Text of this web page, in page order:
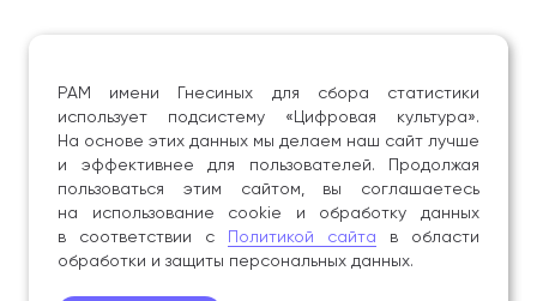
РАМ имени Гнесиных для сбора статистики
использует подсистему «Цифровая культура».
На основе этих данных мы делаем наш сайт лучше
и эффективнее для пользователей. Продолжая
пользоваться этим сайтом, вы соглашаетесь
на использование cookie и обработку данных
в соответствии с Политикой сайта в области
обработки и защиты персональных данных.